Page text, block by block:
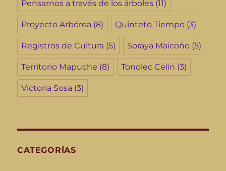
Pensarnos a través de los árboles (11)
Proyecto Arbórea (8) Quinteto Tiempo (3)
Registros de Cultura (5) Soraya Maicoño (5)
Territorio Mapuche (8) Tonolec Celin (3)
Victoria Sosa (3)
CATEGORÍAS